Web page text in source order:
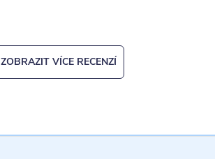
ZOBRAZIT VÍCE RECENZÍ